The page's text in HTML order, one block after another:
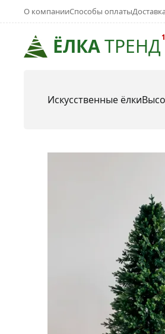
ЁЛКАТРЕНД
О компанииСпособы оплаты
Искусственные ёлки